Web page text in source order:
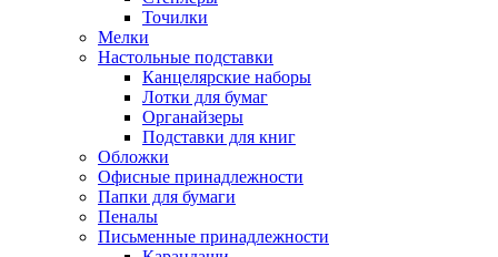
Точилки
Мелки
Настольные подставки
Канцелярские наборы
Лотки для бумаг
Органайзеры
Подставки для книг
Обложки
Офисные принадлежности
Папки для бумаги
Пеналы
Письменные принадлежности